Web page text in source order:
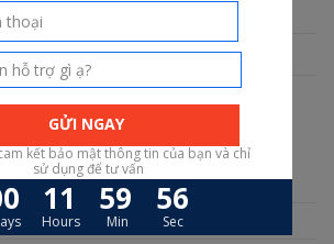
– Nâng tầm thương hiệu
pháp thương hiệu
tầm thương hiệu
Tháng Tám 2026
N S B
C